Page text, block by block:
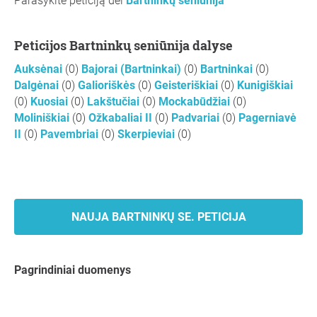
Peticijos Bartninkų seniūnija dalyse
Auksėnai (0) Bajorai (Bartninkai) (0) Bartninkai (0)
Dalgėnai (0) Galioriškės (0) Geisteriškiai (0) Kunigiškiai
(0) Kuosiai (0) Lakštučiai (0) Mockabūdžiai (0)
Moliniškiai (0) Ožkabaliai II (0) Padvariai (0) Pagerniavė
II (0) Pavembriai (0) Skerpieviai (0)
NAUJA BARTNINKŲ SE. PETICIJA
Pagrindiniai duomenys